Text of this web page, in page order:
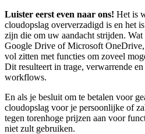
Luister eerst even naar ons! Het is
cloudopslag oververzadigd is en het
zijn die om uw aandacht strijden.
Google Drive of Microsoft OneDrive,
vol zitten met functies om zoveel
Dit resulteert in trage, verwarrende
workflows.
En als je besluit om te betalen voor
cloudopslag voor je persoonlijke of
tegen torenhoge prijzen aan voor
niet zult gebruiken.